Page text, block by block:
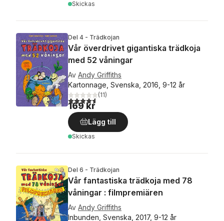
Skickas
Del 4 - Trädkojan
Vår överdrivet gigantiska trädkoja
med 52 våningar
Av Andy Griffiths
Kartonnage, Svenska, 2016, 9-12 år
4,6utav 5 stjärnor. Totalt antal röster:
(11)
169 kr
Lägg till
Skickas
Del 6 - Trädkojan
Vår fantastiska trädkoja med 78
våningar : filmpremiären
Av Andy Griffiths
Inbunden, Svenska, 2017, 9-12 år